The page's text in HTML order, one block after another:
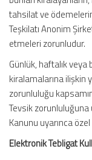
tahsilat ve
Teşkilatı Anonim
etmeleri zorunludur.
Günlük, haftalık
kiralamalarına ilişkin
zorunluluğu
Tevsik
Kanunu uyarınca
Elektronik Tebligat